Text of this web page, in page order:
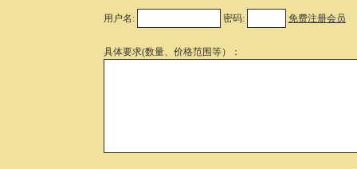
用户名: 密码: 免费注册会员
具体要求(数量、价格范围等）：